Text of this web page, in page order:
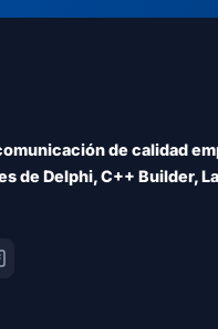
de calidad
de Delphi, C++ Builder,